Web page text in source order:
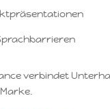
verbindet